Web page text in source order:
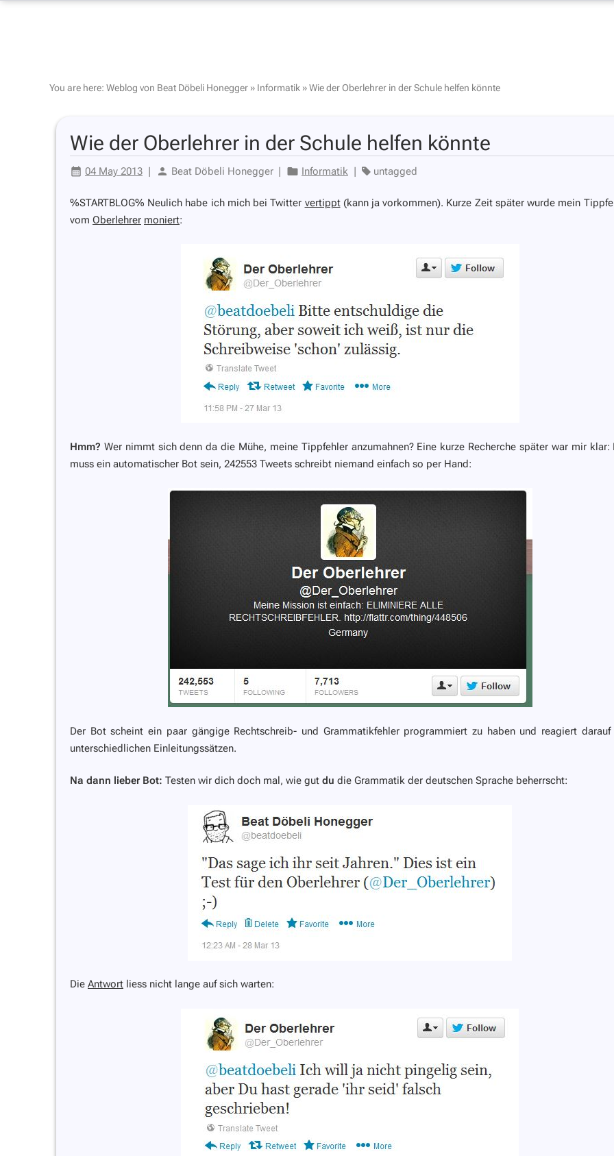
You are here: Weblog von Beat Döbeli Honegger » Informatik »Wie der Oberlehrer in der Schule helfen könnte
Wie der Oberlehrer in der Schule helfen könnte
04 May 2013 | Beat Döbeli Honegger | Informatik | untagged
%STARTBLOG% Neulich habe ich mich bei Twitter vertippt(kann ja vorkommen). Kurze Zeit später wurde mein
vom Oberlehrer moniert:
Hmm? Wer nimmt sich denn da die Mühe, meine Tippfehler anzumahnen? Eine kurze Recherche später war mir klar:
muss ein automatischer Bot sein, 242553 Tweets schreibt niemand einfach so per Hand:
Der Bot scheint ein paar gängige Rechtschreib- und Grammatikfehler programmiert zu haben und reagiert
unterschiedlichen Einleitungssätzen.
Na dann lieber Bot: Testen wir dich doch mal, wie gut du die Grammatik der deutschen Sprache beherrscht:
Die Antwort liess nicht lange auf sich warten: